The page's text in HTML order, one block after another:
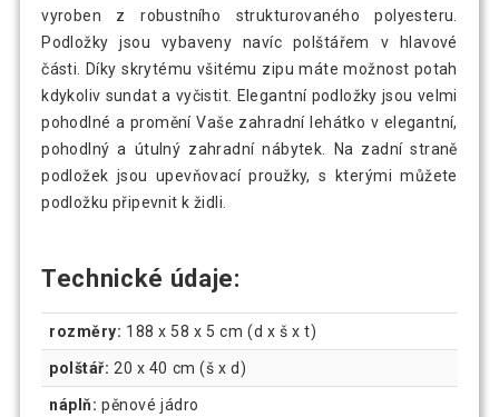
vyroben z robustního strukturovaného polyesteru.
Podložky jsou vybaveny navíc polštářem v hlavové
části. Díky skrytému všitému zipu máte možnost potah
kdykoliv sundat a vyčistit. Elegantní podložky jsou velmi
pohodlné a promění Vaše zahradní lehátko v elegantní,
pohodlný a útulný zahradní nábytek. Na zadní straně
podložek jsou upevňovací proužky, s kterými můžete
podložku připevnit k židli.
Technické údaje:
rozměry: 188 x 58 x 5 cm (d x š x t)
polštář: 20 x 40 cm (š x d)
náplň: pěnové jádro